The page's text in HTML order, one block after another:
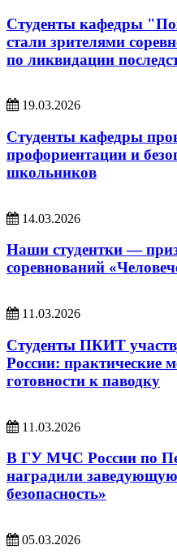
Студенты кафедры
стали зрителями
по ликвидации
19.03.2026
Студенты кафедры
профориентации и
школьников
14.03.2026
Наши студентки —
соревнований
11.03.2026
Студенты ПКИТ
России: практические
готовности к паводку
11.03.2026
В ГУ МЧС России по
наградили
безопасность»
05.03.2026